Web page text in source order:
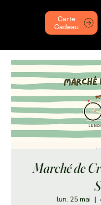
Carte
Cadeau
Marché de
lun. 25 mai
  |